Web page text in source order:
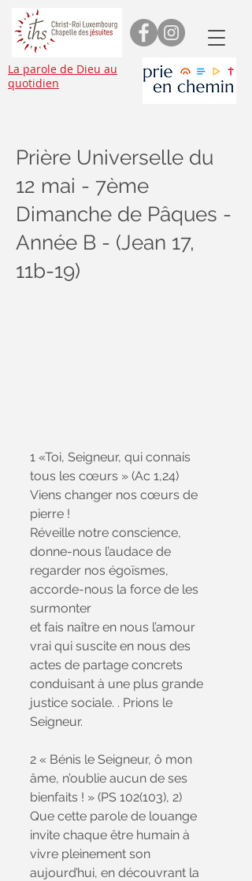
La parole de Dieu au
quotidien
Prière Universelle du
12 mai - 7ème
Dimanche de Pâques -
Année B - (Jean 17,
11b-19)
1 «Toi, Seigneur, qui connais
tous les cœurs » (Ac 1,24)
Viens changer nos cœurs de
pierre !
Réveille notre conscience,
donne-nous l’audace de
regarder nos égoïsmes,
accorde-nous la force de les
surmonter
et fais naître en nous l’amour
vrai qui suscite en nous des
actes de partage concrets
conduisant à une plus grande
justice sociale. . Prions le
Seigneur.
2 « Bénis le Seigneur, ô mon
âme, n’oublie aucun de ses
bienfaits ! » (PS 102(103), 2)
Que cette parole de louange
invite chaque être humain à
vivre pleinement son
aujourd’hui, en découvrant la